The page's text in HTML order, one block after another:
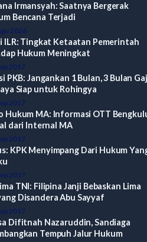
Irmansyah: Saatnya Bergerak
Bencana Terjadi
2026
ILR: Tingkat Ketaatan Pemerintah
Hukum Meningkat
2017
PKB: Jangankan 1 Bulan, 3 Bulan
Siap untuk Rohingya
2017
Hukum MA: Informasi OTT
dari Internal MA
2017
KPK Menyimpang Dari Hukum
2017
TNI: Filipina Janji Bebaskan Lima
Disandera Abu Sayyaf
2017
Difitnah Nazaruddin, Sandiaga
Tempuh Jalur Hukum